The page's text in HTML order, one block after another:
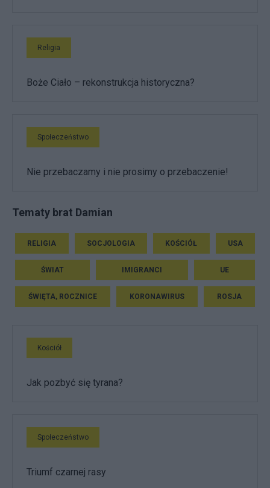
Religia
Boże Ciało – rekonstrukcja historyczna?
Społeczeństwo
Nie przebaczamy i nie prosimy o przebaczenie!
Tematy brat Damian
RELIGIA SOCJOLOGIA KOŚCIÓŁ USA
ŚWIAT IMIGRANCI UE
ŚWIĘTA, ROCZNICE KORONAWIRUS ROSJA
Kościół
Jak pozbyć się tyrana?
Społeczeństwo
Triumf czarnej rasy